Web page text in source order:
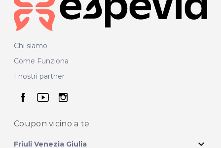
Chi siamo
Come Funziona
I nostri partner
seguici su facebook
seguici su youtube
seguici su instagram
Coupon vicino a te
Friuli Venezia Giulia expand_more